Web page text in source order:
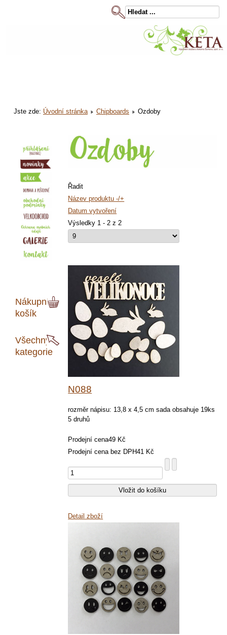
Jste zde: Úvodní stránka Chipboards Ozdoby
Nákupní
košík
Všechny
kategorie
Řadit
Název produktu -/+
Datum vytvoření
Výsledky 1 - 2 z 2
N088
rozměr nápisu: 13,8 x 4,5 cm sada obsahuje 19ks
5 druhů
Prodejní cena49 Kč
Prodejní cena bez DPH41 Kč
Detail zboží